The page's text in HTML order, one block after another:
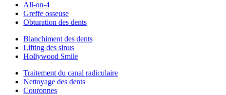
All-on-4
Greffe osseuse
Obturation des dents
Blanchiment des dents
Lifting des sinus
Hollywood Smile
Traitement du canal radiculaire
Nettoyage des dents
Couronnes